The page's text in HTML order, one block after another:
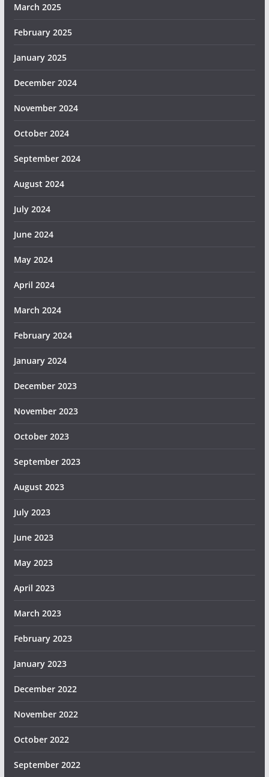
March 2025
February 2025
January 2025
December 2024
November 2024
October 2024
September 2024
August 2024
July 2024
June 2024
May 2024
April 2024
March 2024
February 2024
January 2024
December 2023
November 2023
October 2023
September 2023
August 2023
July 2023
June 2023
May 2023
April 2023
March 2023
February 2023
January 2023
December 2022
November 2022
October 2022
September 2022